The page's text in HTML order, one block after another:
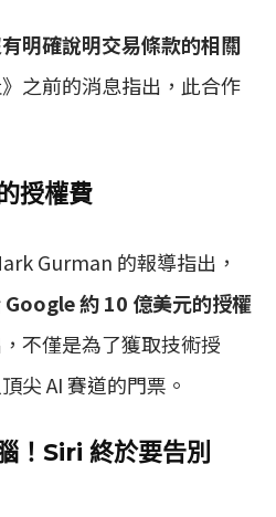
明確說明交易條款的相關
之前的消息指出，此合作
授權費
Gurman 的報導指出，
Google 約 10 億美元的授權
不僅是為了獲取技術授
尖 AI 賽道的門票。
！Siri 終於要告別